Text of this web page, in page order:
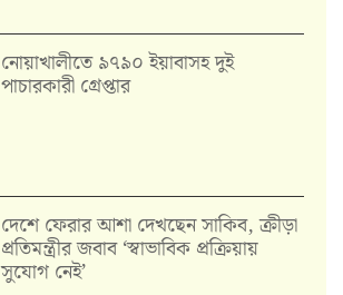
নোয়াখালীতে ৯৭৯০ ইয়াবাসহ দুই
পাচারকারী গ্রেপ্তার
দেশে ফেরার আশা দেখছেন সাকিব, ক্রীড়া
প্রতিমন্ত্রীর জবাব ‘স্বাভাবিক প্রক্রিয়ায়
সুযোগ নেই’